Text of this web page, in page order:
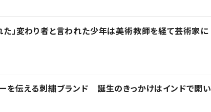
た」変わり者と言われた少年は美術教師を経て芸術家に
を伝える刺繍ブランド 誕生のきっかけはインドで開い